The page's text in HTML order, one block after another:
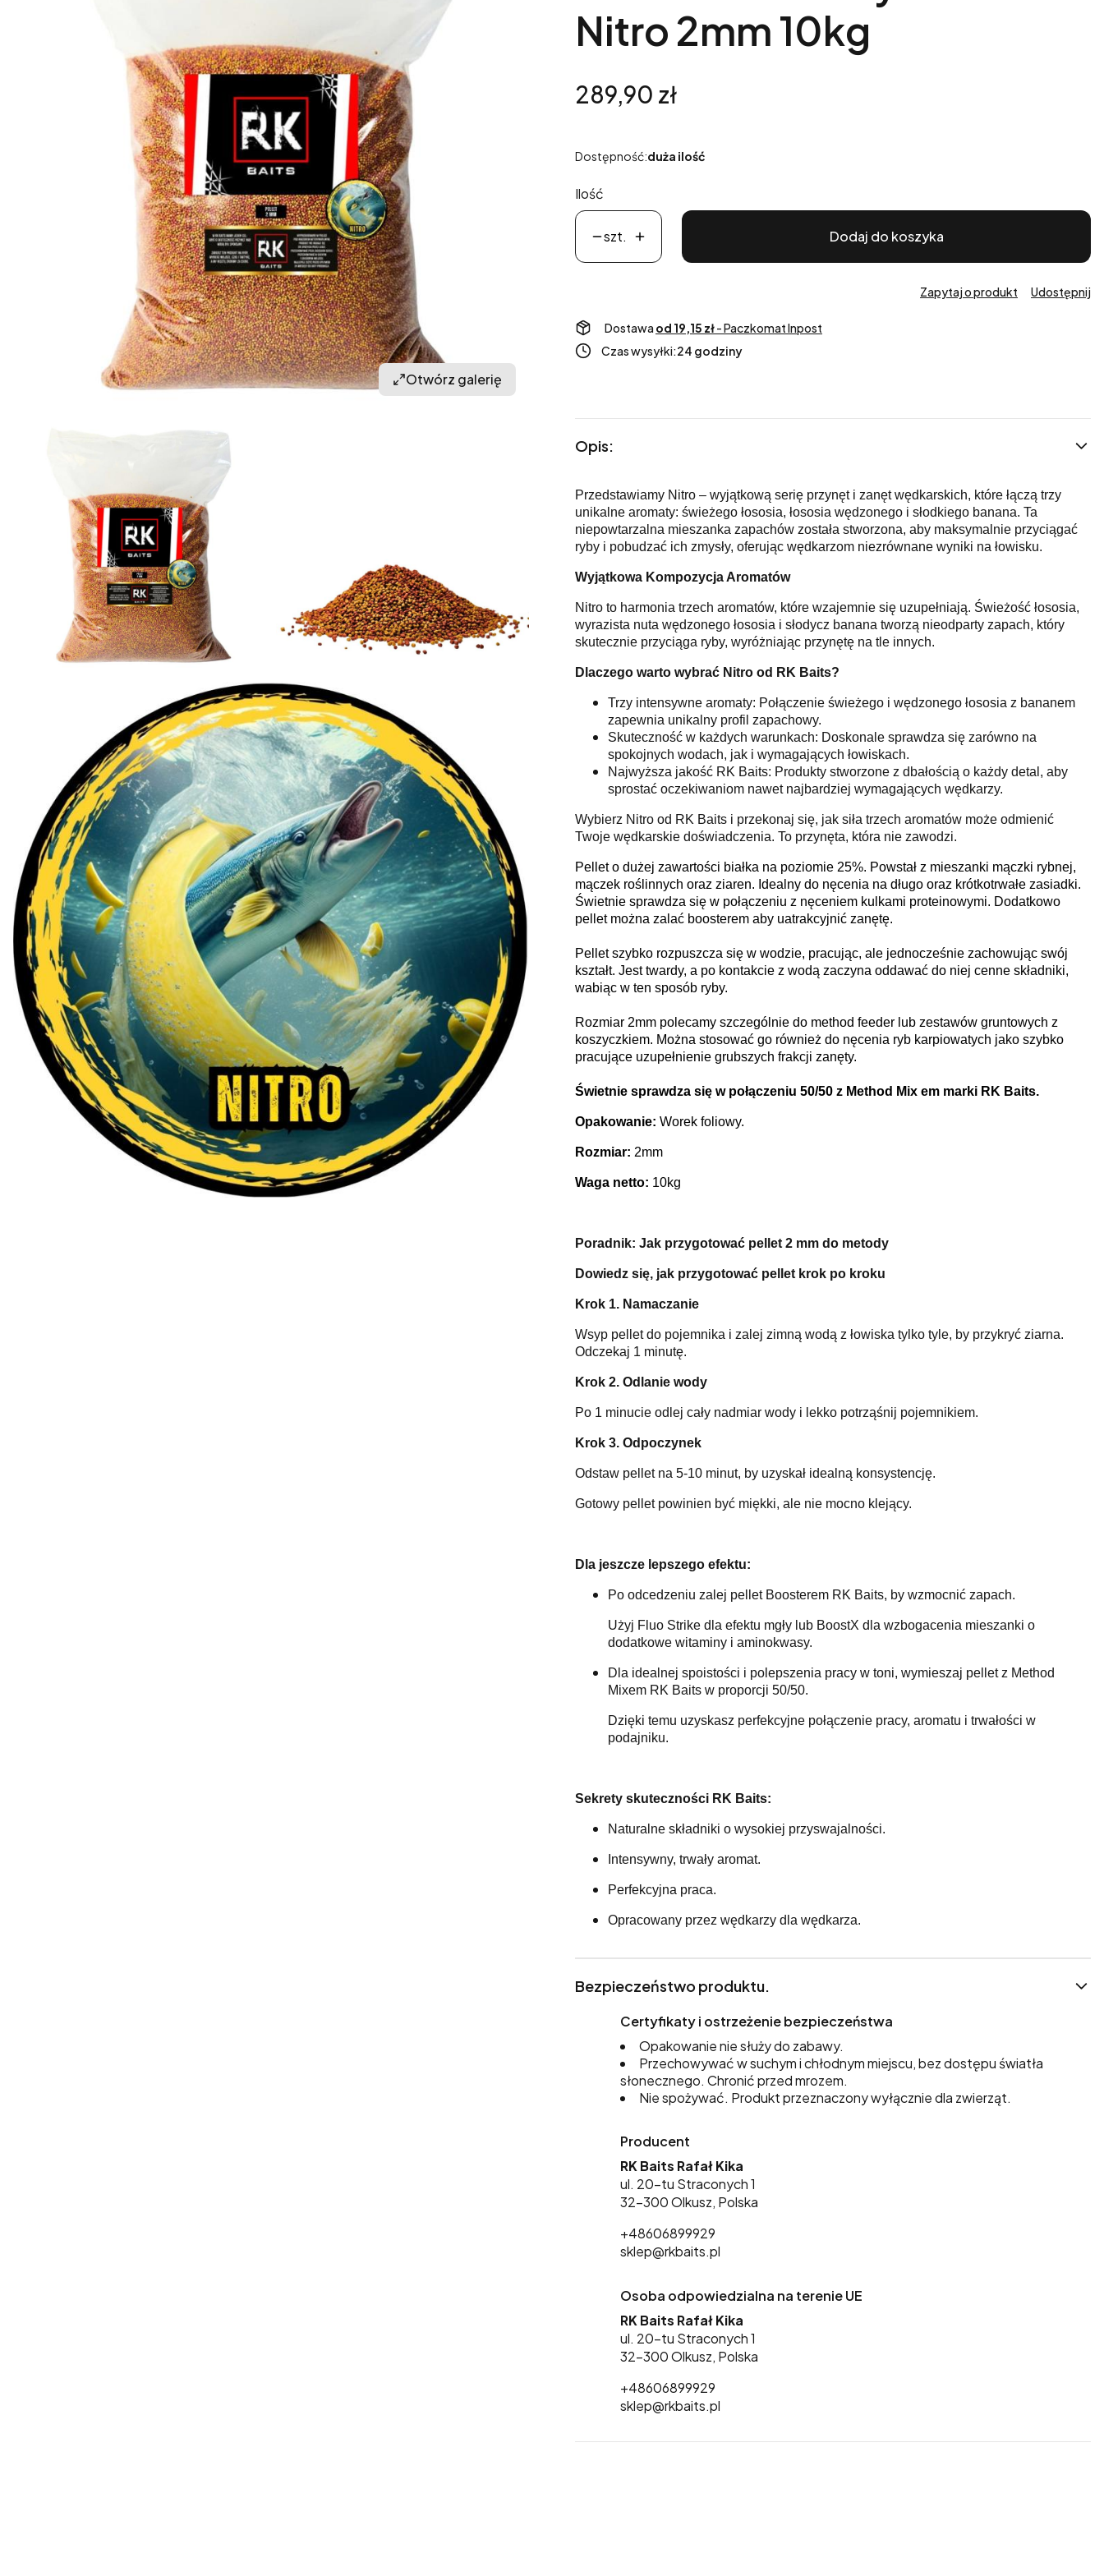
Otwórz galerię
Nitro 2mm 10kg
Cena
289,90 zł
Dostępność:duża ilość
Ilość
szt. Dodaj do koszyka
Zapytaj o produkt Udostępnij
Dostawa od 19,15 zł- Paczkomat Inpost
Czas wysyłki:24 godziny
Opis:
Przedstawiamy Nitro – wyjątkową serię przynęt i zanęt wędkarskich, które łączą trzy
unikalne aromaty: świeżego łososia, łososia wędzonego i słodkiego banana. Ta
niepowtarzalna mieszanka zapachów została stworzona, aby maksymalnie przyciągać
ryby i pobudzać ich zmysły, oferując wędkarzom niezrównane wyniki na łowisku.
Wyjątkowa Kompozycja Aromatów
Nitro to harmonia trzech aromatów, które wzajemnie się uzupełniają. Świeżość łososia,
wyrazista nuta wędzonego łososia i słodycz banana tworzą nieodparty zapach, który
skutecznie przyciąga ryby, wyróżniając przynętę na tle innych.
Dlaczego warto wybrać Nitro od RK Baits?
Trzy intensywne aromaty: Połączenie świeżego i wędzonego łososia z bananem
zapewnia unikalny profil zapachowy.
Skuteczność w każdych warunkach: Doskonale sprawdza się zarówno na
spokojnych wodach, jak i wymagających łowiskach.
Najwyższa jakość RK Baits: Produkty stworzone z dbałością o każdy detal, aby
sprostać oczekiwaniom nawet najbardziej wymagających wędkarzy.
Wybierz Nitro od RK Baits i przekonaj się, jak siła trzech aromatów może odmienić
Twoje wędkarskie doświadczenia. To przynęta, która nie zawodzi.
Pellet o dużej zawartości białka na poziomie 25%. Powstał z mieszanki mączki rybnej,
mączek roślinnych oraz ziaren. Idealny do nęcenia na długo oraz krótkotrwałe zasiadki.
Świetnie sprawdza się w połączeniu z nęceniem kulkami proteinowymi. Dodatkowo
pellet można zalać boosterem aby uatrakcyjnić zanętę.
Pellet szybko rozpuszcza się w wodzie, pracując, ale jednocześnie zachowując swój
kształt. Jest twardy, a po kontakcie z wodą zaczyna oddawać do niej cenne składniki,
wabiąc w ten sposób ryby.
Rozmiar 2mm polecamy szczególnie do method feeder lub zestawów gruntowych z
koszyczkiem. Można stosować go również do nęcenia ryb karpiowatych jako szybko
pracujące uzupełnienie grubszych frakcji zanęty.
Świetnie sprawdza się w połączeniu 50/50 z Method Mix em marki RK Baits.
Opakowanie: Worek foliowy.
Rozmiar: 2mm
Waga netto: 10kg
Poradnik: Jak przygotować pellet 2 mm do metody
Dowiedz się, jak przygotować pellet krok po kroku
Krok 1. Namaczanie
Wsyp pellet do pojemnika i zalej zimną wodą z łowiska tylko tyle, by przykryć ziarna.
Odczekaj 1 minutę.
Krok 2. Odlanie wody
Po 1 minucie odlej cały nadmiar wody i lekko potrząśnij pojemnikiem.
Krok 3. Odpoczynek
Odstaw pellet na 5-10 minut, by uzyskał idealną konsystencję.
Gotowy pellet powinien być miękki, ale nie mocno klejący.
Dla jeszcze lepszego efektu:
Po odcedzeniu zalej pellet Boosterem RK Baits, by wzmocnić zapach.
Użyj Fluo Strike dla efektu mgły lub BoostX dla wzbogacenia mieszanki o
dodatkowe witaminy i aminokwasy.
Dla idealnej spoistości i polepszenia pracy w toni, wymieszaj pellet z Method
Mixem RK Baits w proporcji 50/50.
Dzięki temu uzyskasz perfekcyjne połączenie pracy, aromatu i trwałości w
podajniku.
Sekrety skuteczności RK Baits:
Naturalne składniki o wysokiej przyswajalności.
Intensywny, trwały aromat.
Perfekcyjna praca.
Opracowany przez wędkarzy dla wędkarza.
Bezpieczeństwo produktu.
Certyfikaty i ostrzeżenie bezpieczeństwa
Opakowanie nie służy do zabawy.
Przechowywać w suchym i chłodnym miejscu, bez dostępu światła
słonecznego. Chronić przed mrozem.
Nie spożywać. Produkt przeznaczony wyłącznie dla zwierząt.
Producent
RK Baits Rafał Kika
ul. 20-tu Straconych 1
32-300 Olkusz, Polska
+48606899929
sklep@rkbaits.pl
Osoba odpowiedzialna na terenie UE
RK Baits Rafał Kika
ul. 20-tu Straconych 1
32-300 Olkusz, Polska
+48606899929
sklep@rkbaits.pl